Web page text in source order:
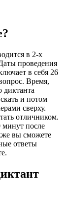
в 2-х
проведения
в себя 26
Время,
диктанта
и потом
сверху.
отличником.
минут после
вы сможете
ответы